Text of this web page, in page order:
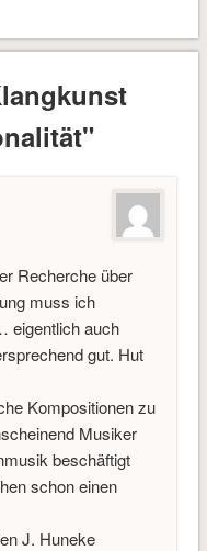
Recherche über
muss ich
eigentlich auch
gut. Hut
Kompositionen zu
Musiker
beschäftigt
schon einen
J. Huneke